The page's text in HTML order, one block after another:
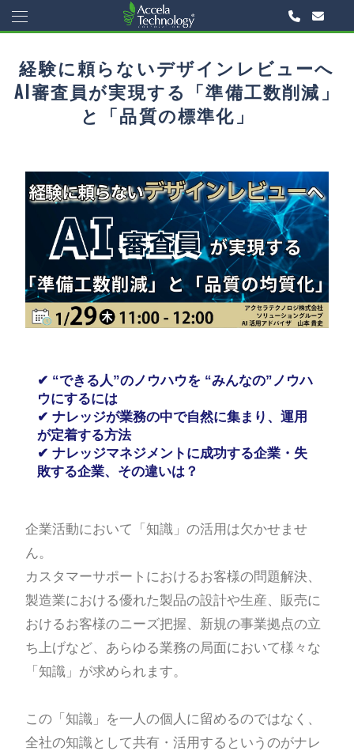
経験に頼らないデザインレビューへ
AI審査員が実現する「準備工数削減」
と「品質の標準化」
✔ “できる人”のノウハウを “みんなの”ノウハ
ウにするには
✔ ナレッジが業務の中で自然に集まり、運用
が定着する方法
✔ ナレッジマネジメントに成功する企業・失
敗する企業、その違いは？
企業活動において「知識」の活用は欠かせませ
ん。
カスタマーサポートにおけるお客様の問題解決、
製造業における優れた製品の設計や生産、販売に
おけるお客様のニーズ把握、新規の事業拠点の立
ち上げなど、あらゆる業務の局面において様々な
「知識」が求められます。
この「知識」を一人の個人に留めるのではなく、
全社の知識として共有・活用するというのがナレ